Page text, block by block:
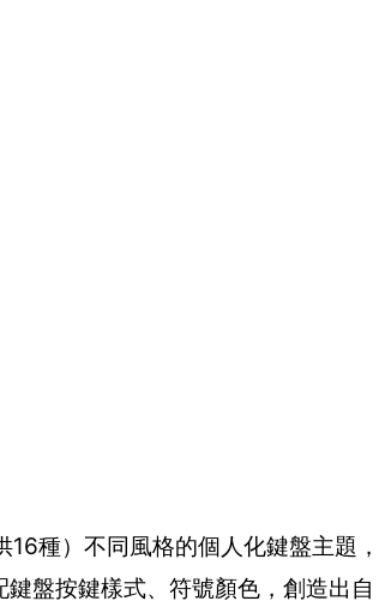
種）不同風格的個人化鍵盤主題，
盤按鍵樣式、符號顏色，創造出自